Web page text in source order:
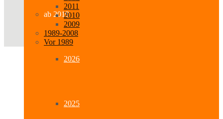
ab 2019
2026
2025
2011
2010
2009
1989-2008
Vor 1989